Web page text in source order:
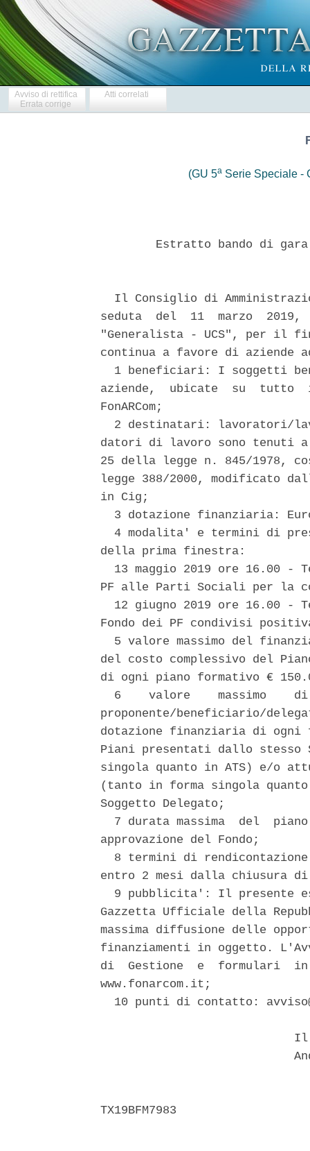
Avviso di rettifica
Errata corrige
Atti correlati
(GU 5a Serie Speciale -
Estratto bando di
Il Consiglio di
seduta  del  11  marzo
"Generalista - UCS", per il
continua a favore di aziende
1 beneficiari: I soggetti
aziende,  ubicate  su
FonARCom;
2 destinatari: lavoratori/
datori di lavoro sono
25 della legge n. 845/1978,
legge 388/2000, modificato
in Cig;
3 dotazione finanziaria:
4 modalita' e termini di
della prima finestra:
13 maggio 2019 ore 16.00 -
PF alle Parti Sociali per la
12 giugno 2019 ore 16.00 -
Fondo dei PF condivisi
5 valore massimo del
del costo complessivo del
di ogni piano formativo €
6    valore    massimo
proponente/beneficiario/
dotazione finanziaria di
Piani presentati dallo stesso
singola quanto in ATS) e/o
(tanto in forma singola
Soggetto Delegato;
7 durata massima  del
approvazione del Fondo;
8 termini di
entro 2 mesi dalla
9 pubblicita': Il presente
Gazzetta Ufficiale della
massima diffusione delle
finanziamenti in oggetto.
di  Gestione  e  formulari
www.fonarcom.it;
10 punti di contatto: